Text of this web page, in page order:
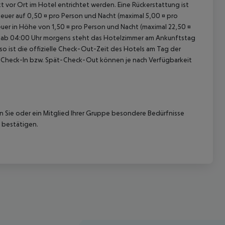
vor Ort im Hotel entrichtet werden. Eine Rückerstattung ist
auf 0,50 ¤ pro Person und Nacht (maximal 5,00 ¤ pro
in Höhe von 1,50 ¤ pro Person und Nacht (maximal 22,50 ¤
04:00 Uhr morgens steht das Hotelzimmer am Ankunftstag
ist die offizielle Check-Out-Zeit des Hotels am Tag der
In bzw. Spät-Check-Out können je nach Verfügbarkeit
oder ein Mitglied Ihrer Gruppe besondere Bedürfnisse
bestätigen.